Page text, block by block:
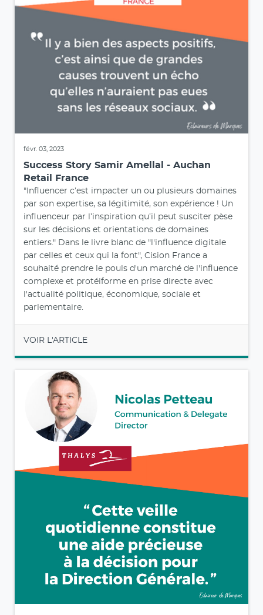
févr. 03, 2023
Success Story Samir Amellal - Auchan
Retail France
"Influencer c’est impacter un ou plusieurs domaines
par son expertise, sa légitimité, son expérience ! Un
influenceur par l’inspiration qu’il peut susciter pèse
sur les décisions et orientations de domaines
entiers." Dans le livre blanc de "l'influence digitale
par celles et ceux qui la font", Cision France a
souhaité prendre le pouls d'un marché de l'influence
complexe et protéiforme en prise directe avec
l'actualité politique, économique, sociale et
parlementaire.
VOIR L'ARTICLE